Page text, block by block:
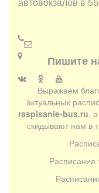
Пишите
Выражаем
актуальных
raspisanie-bus.ru,
скидывают нам в
Расписания